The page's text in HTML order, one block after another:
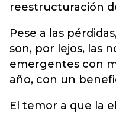
reestructuración
Pese a las
son, por lejos, las
emergentes con
año, con un
El temor a que la